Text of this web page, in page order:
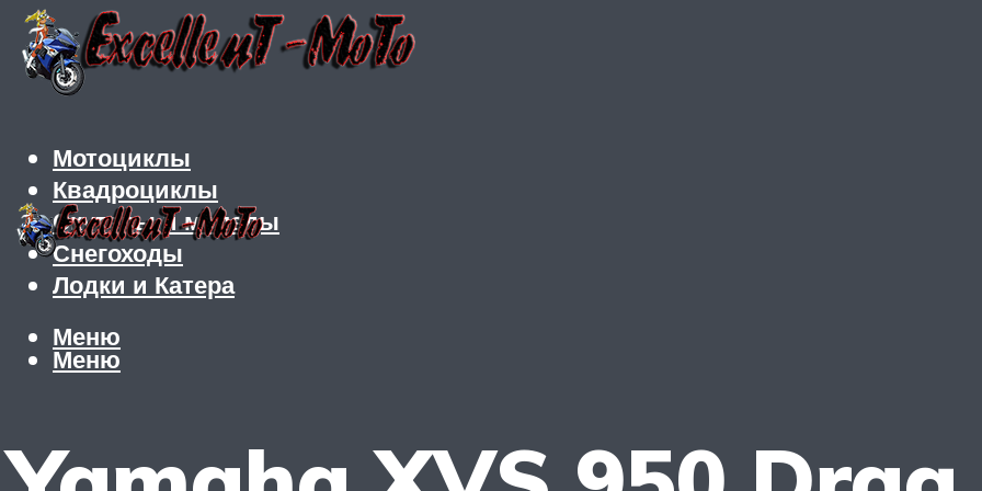
Мотоциклы
Квадроциклы
Скутеры и мопеды
Снегоходы
Лодки и Катера
Меню
Меню